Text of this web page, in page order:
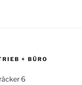
+ BÜRO
6